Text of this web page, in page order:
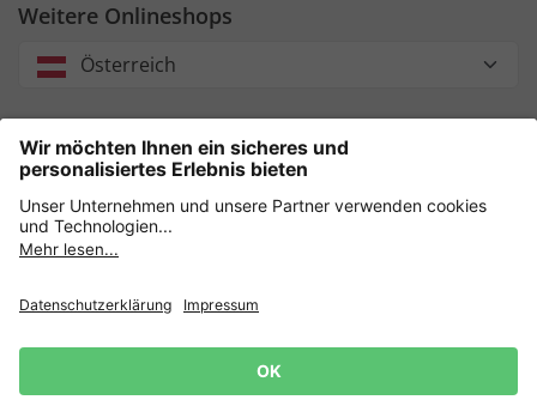
Weitere Onlineshops
Österreich
Unsere Zahlungsarten
Sicher einkaufen mit
Datenschutz AGB Impressum Widerruf erklären